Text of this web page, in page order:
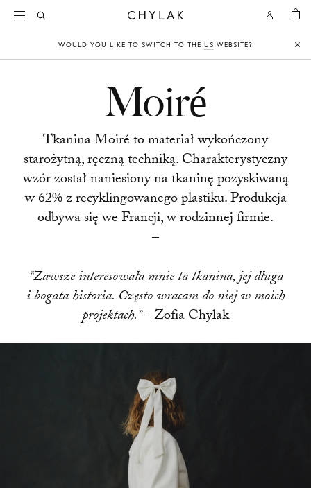
Open
Open
WOULD YOU LIKE TO SWITCH TO THE US WEBSITE?
Moiré
Tkanina Moiré to materiał wykończony
starożytną, ręczną techniką. Charakterystyczny
wzór został naniesiony na tkaninę pozyskiwaną
w 62% z recyklingowanego plastiku. Produkcja
odbywa się we Francji, w rodzinnej firmie.
–
“Zawsze interesowała mnie ta tkanina, jej długa
i bogata historia. Często wracam do niej w moich
projektach.”- Zofia Chylak